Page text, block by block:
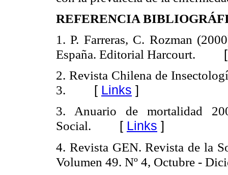
REFERENCIA
1. P. Farreras, C. Rozman
España. Editorial Harcourt.
2. Revista Chilena de
3. [ Links ]
3. Anuario de mortalidad
Social. [ Links ]
4. Revista GEN. Revista de la
Volumen 49. Nº 4, Octubre -